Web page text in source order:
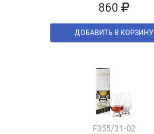
860
ДОБАВИТЬ В КОРЗИНУ
F355/31-02